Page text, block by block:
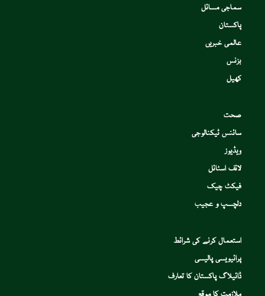
سماجی مسائل
پاکستان
عالمی خبریں
بزنس
کھیل
صحت
سائنس ٹیکنالوجی
ویڈیوز
لائف اسٹائل
فیکٹ چیک
دلچسپ و عجیب
استعمال کرنے کی شرائط
پرائیویسی پالیسی
ڈائیلاگ پاکستان کا تعارف